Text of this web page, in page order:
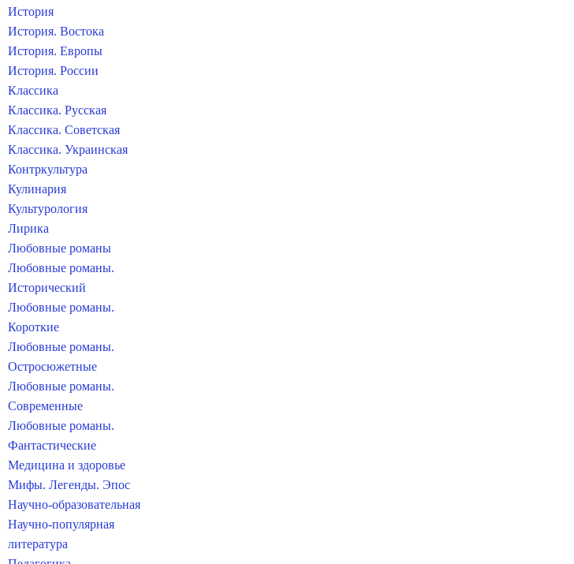
История
История. Востока
История. Европы
История. России
Классика
Классика. Русская
Классика. Советская
Классика. Украинская
Контркультура
Кулинария
Культурология
Лирика
Любовные романы
Любовные романы.
Исторический
Любовные романы.
Короткие
Любовные романы.
Остросюжетные
Любовные романы.
Современные
Любовные романы.
Фантастические
Медицина и здоровье
Мифы. Легенды. Эпос
Научно-образовательная
Научно-популярная
литература